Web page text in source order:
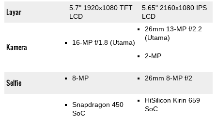
Layar
5.7" 1920x1080 TFT
LCD
5.65" 2160x1080 IPS
LCD
Kamera 16-MP f/1.8 (Utama)
26mm 13-MP f/2.2
(Utama)
2-MP
Selfie 8-MP 26mm 8-MP f/2
Snapdragon 450
SoC
HiSilicon Kirin 659
SoC